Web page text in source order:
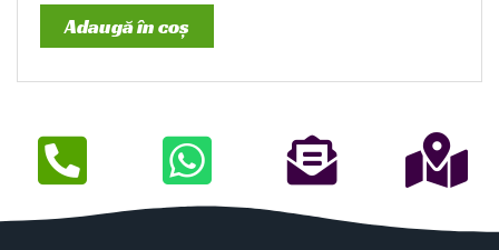
Adaugă în coș